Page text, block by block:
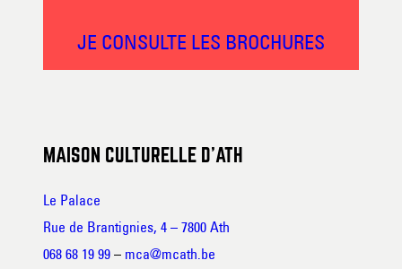
JE CONSULTE LES BROCHURES
MAISON CULTURELLE D’ATH
Le Palace
Rue de Brantignies, 4 – 7800 Ath
068 68 19 99 – mca@mcath.be